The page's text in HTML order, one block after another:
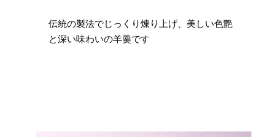
伝統の製法でじっくり煉り上げ、美しい色艶
と深い味わいの羊羹です